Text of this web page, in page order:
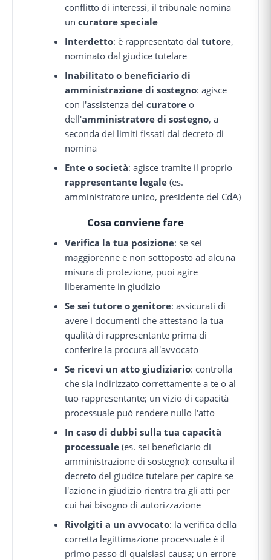
conflitto di interessi, il tribunale nomina
uncuratore speciale
Interdetto: è rappresentato daltutore,
nominato dal giudice tutelare
Inabilitato o beneficiario di
amministrazione di sostegno: agisce
con l'assistenza delcuratore o
dell'amministratore di sostegno, a
seconda dei limiti fissati dal decreto di
nomina
Ente o società: agisce tramite il proprio
rappresentante legale (es.
amministratore unico, presidente del CdA)
Cosa conviene fare
Verifica la tua posizione: se sei
maggiorenne e non sottoposto ad alcuna
misura di protezione, puoi agire
liberamente in giudizio
Se sei tutore o genitore: assicurati di
avere i documenti che attestano la tua
qualità di rappresentante prima di
conferire la procura all'avvocato
Se ricevi un atto giudiziario: controlla
che sia indirizzato correttamente a te o al
tuo rappresentante; un vizio di capacità
processuale può rendere nullo l'atto
In caso di dubbi sulla tua capacità
processuale (es. sei beneficiario di
amministrazione di sostegno): consulta il
decreto del giudice tutelare per capire se
l'azione in giudizio rientra tra gli atti per
cui hai bisogno di autorizzazione
Rivolgiti a un avvocato: la verifica della
corretta legittimazione processuale è il
primo passo di qualsiasi causa; un errore